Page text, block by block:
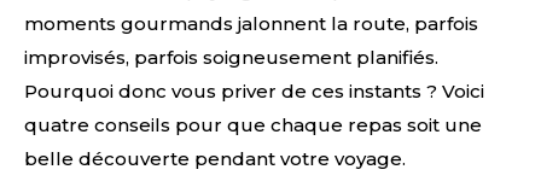
moments gourmands jalonnent la route, parfois
improvisés, parfois soigneusement planifiés.
Pourquoi donc vous priver de ces instants ? Voici
quatre conseils pour que chaque repas soit une
belle découverte pendant votre voyage.